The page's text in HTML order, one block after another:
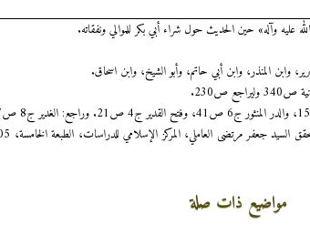
وآله» حين الحديث حول شراء أبي بكر للموالي ونفقاته.
مواضيع ذات صلة